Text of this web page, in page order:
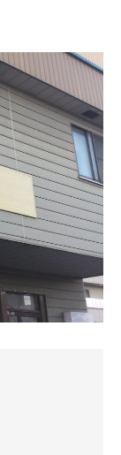
す．体表に水滴
蛇口が開いてさ
す．狭いながら
ほかありませ
ありません．常
子に座っていた
プなととのいを
行ってみまし
て、男湯は貸切
内はとてもきれ
分だけ以前のま
残してあるかの
上がってしまい
システムと見受
で、多分5分以
さを楽しめまし
かり冷たくて深
ている間は蛇口
締めます。
ジェット風呂、
いて、順番に楽
いる、どれもい
ざサウナへ
える、4人くら
う
があるので、足
って見えず、体